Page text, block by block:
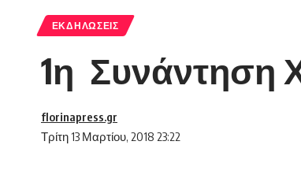
ΕΚΔΗΛΏΣΕΙΣ
1η Συνάντηση
Τρίτη 13 Μαρτίου, 2018 23:22
florinapress.gr